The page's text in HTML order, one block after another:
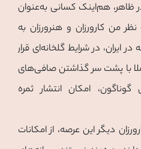
هم‌اینک کسانی به‌عنوان
نظر من کارورزان و هنرورزان به
ایران، در شرایط گلخانه‌ای قرار
با پشت سر گذاشتن صافی‌های
امکان انتشار ثمره
دیگر این عرصه، از امکانات